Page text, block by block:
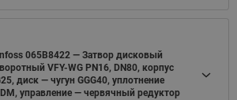
065B8422 — Затвор дисковый
VFY-WG PN16, DN80, корпус
диск — чугун GGG40, уплотнение
управление — червячный редуктор